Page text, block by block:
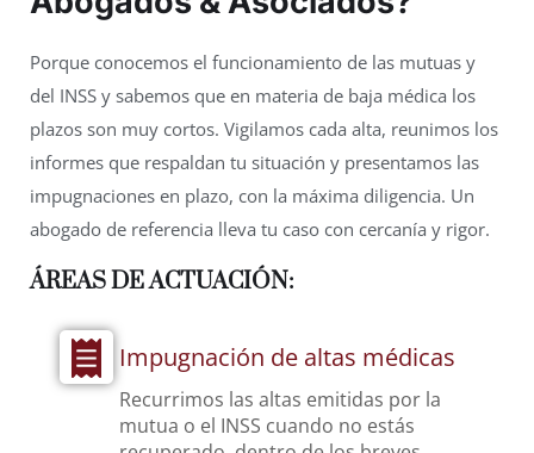
Porque conocemos el funcionamiento de las mutuas y
del INSS y sabemos que en materia de baja médica los
plazos son muy cortos. Vigilamos cada alta, reunimos los
informes que respaldan tu situación y presentamos las
impugnaciones en plazo, con la máxima diligencia. Un
abogado de referencia lleva tu caso con cercanía y rigor.
ÁREAS DE ACTUACIÓN:
Impugnación de altas médicas
Recurrimos las altas emitidas por la
mutua o el INSS cuando no estás